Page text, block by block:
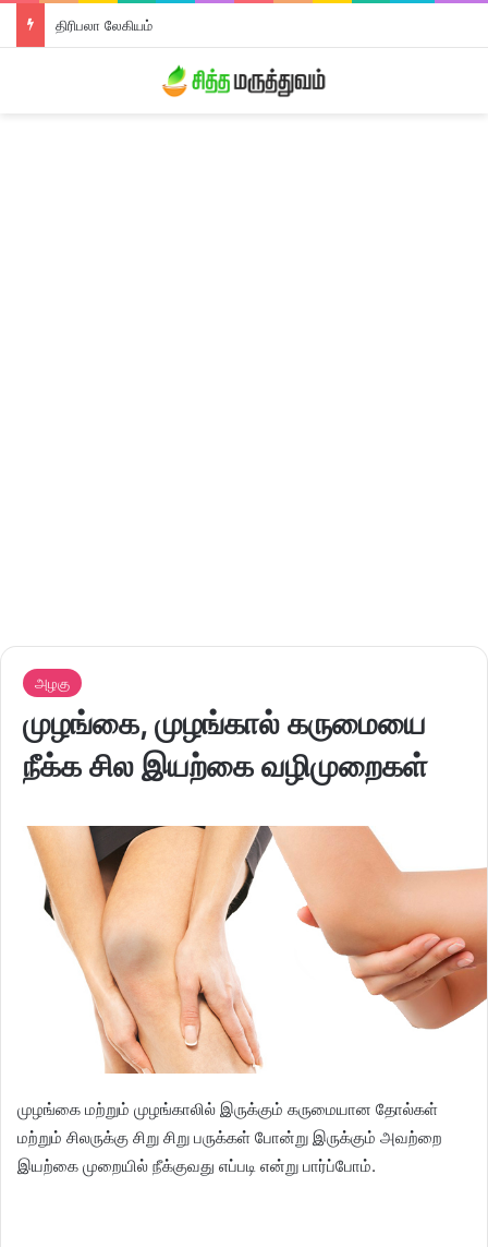
திரிபலா லேகியம்
அழகு
முழங்கை, முழங்கால் கருமையை
நீக்க சில இயற்கை வழிமுறைகள்
முழங்கை மற்றும் முழங்காலில் இருக்கும் கருமையான தோல்கள்
மற்றும் சிலருக்கு சிறு சிறு பருக்கள் போன்று இருக்கும் அவற்றை
இயற்கை முறையில் நீக்குவது எப்படி என்று பார்ப்போம்.